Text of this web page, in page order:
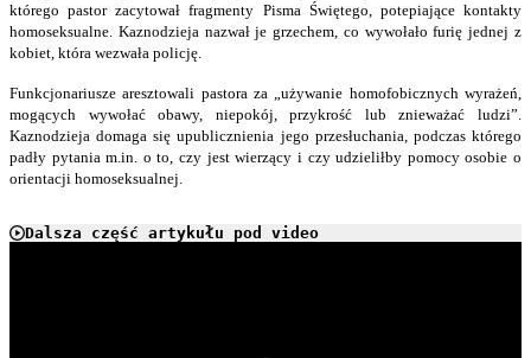
którego pastor zacytował fragmenty Pisma Świętego, potepiające kontakty
homoseksualne. Kaznodzieja nazwał je grzechem, co wywołało furię jednej z
kobiet, która wezwała policję.
Funkcjonariusze aresztowali pastora za „używanie homofobicznych wyrażeń,
mogących wywołać obawy, niepokój, przykrość lub znieważać ludzi”.
Kaznodzieja domaga się upublicznienia jego przesłuchania, podczas którego
padły pytania m.in. o to, czy jest wierzący i czy udzieliłby pomocy osobie o
orientacji homoseksualnej.
Dalsza część artykułu pod video